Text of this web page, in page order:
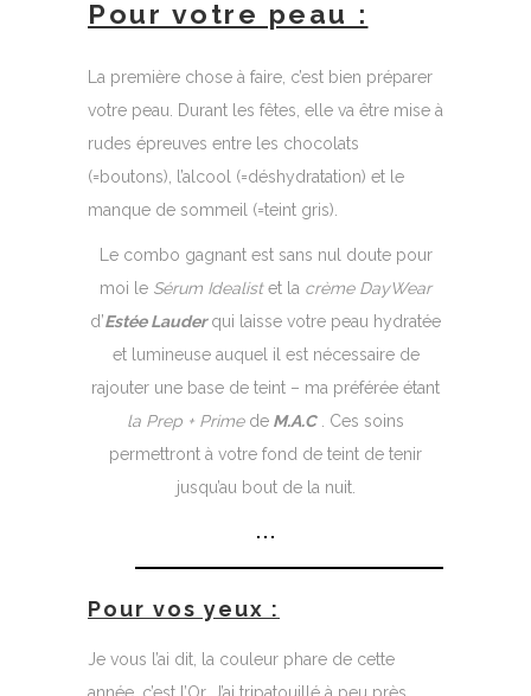
Pour votre peau :
La première chose à faire, c’est bien préparer
votre peau. Durant les fêtes, elle va être mise à
rudes épreuves entre les chocolats
(=boutons), l’alcool (=déshydratation) et le
manque de sommeil (=teint gris).
Le combo gagnant est sans nul doute pour
moi le Sérum Idealistet la crème DayWear
d’Estée Lauderqui laisse votre peau hydratée
et lumineuse auquel il est nécessaire de
rajouter une base de teint – ma préférée étant
la Prep + Primede M.A.C. Ces soins
permettront à votre fond de teint de tenir
jusqu’au bout de la nuit.
Pour vos yeux :
Je vous l’ai dit, la couleur phare de cette